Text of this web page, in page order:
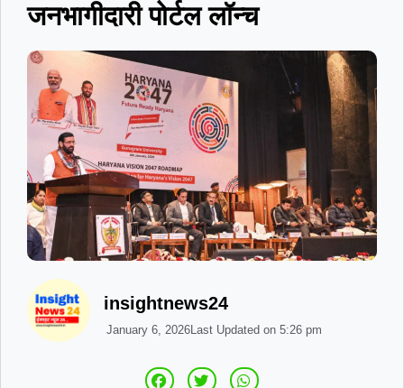
जनभागीदारी पोर्टल लॉन्च
insightnews24
January 6, 2026Last Updated on 5:26 pm